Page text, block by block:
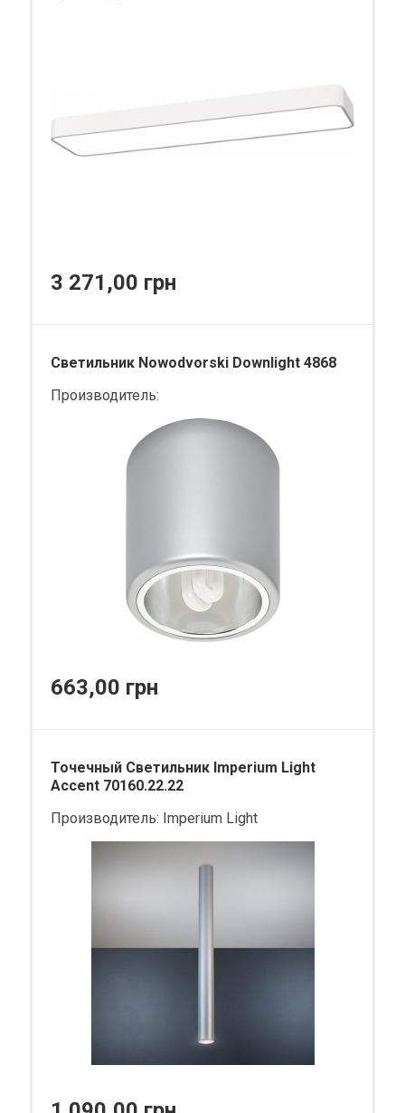
3 271,00 грн
Светильник Nowodvorski Downlight 4868
Производитель:
663,00 грн
Точечный Светильник Imperium Light
Accent 70160.22.22
Производитель: Imperium Light